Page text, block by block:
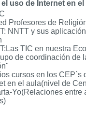
uso de Internet en el
Profesores de
NNTT y sus
TIC en nuestra
de coordinación de
cursos en los CEP`s
en el aula(nivel de
Yo(Relaciones entre